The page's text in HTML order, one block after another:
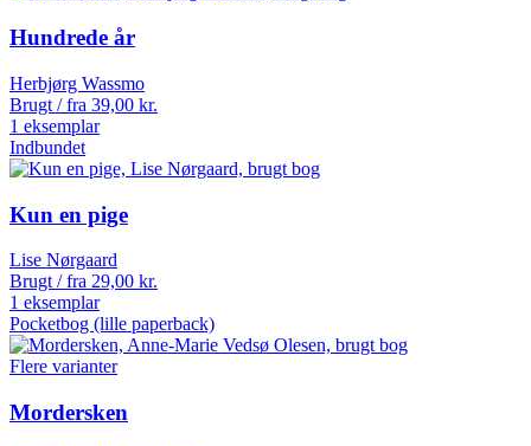
Hundrede år
Herbjørg Wassmo
Brugt / fra 39,00 kr.
1 eksemplar
Indbundet
Kun en pige
Lise Nørgaard
Brugt / fra 29,00 kr.
1 eksemplar
Pocketbog (lille paperback)
Flere varianter
Mordersken